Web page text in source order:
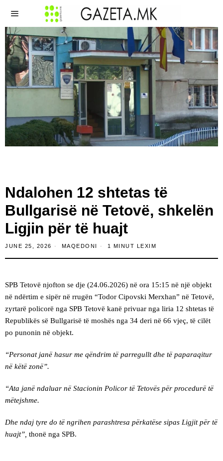
Ndalohen 12 shtetas të
Bullgarisë në Tetovë, shkelën
Ligjin për të huajt
JUNE 25, 2026 MAQEDONI 1 MINUT LEXIM
SPB Tetovë njofton se dje (24.06.2026) në ora 15:15 në një objekt
në ndërtim e sipër në rrugën “Todor Cipovski Merxhan” në Tetovë,
zyrtarë policorë nga SPB Tetovë kanë privuar nga liria 12 shtetas të
Republikës së Bullgarisë të moshës nga 34 deri në 66 vjeç, të cilët
po punonin në objekt.
“Personat janë hasur me qëndrim të parregullt dhe të paparaqitur
në këtë zonë”.
“Ata janë ndaluar në Stacionin Policor të Tetovës për procedurë të
mëtejshme.
Dhe ndaj tyre do të ngrihen parashtresa përkatëse sipas Ligjit për të
huajt”, thonë nga SPB.